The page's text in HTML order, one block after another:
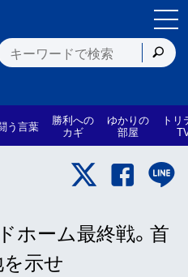
う言葉 勝利への
カギ
ゆかりの
部屋
トリ
ホーム最終戦。首
示せ